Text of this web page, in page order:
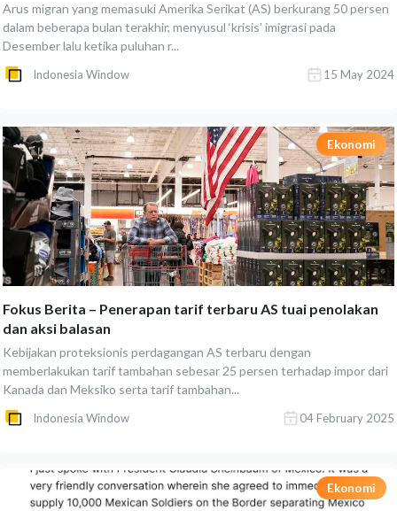
Arus migran yang memasuki Amerika Serikat (AS) berkurang 50 persen
dalam beberapa bulan terakhir, menyusul ‘krisis’ imigrasi pada
Desember lalu ketika puluhan r...
Indonesia Window 15 May 2024
Ekonomi
Fokus Berita – Penerapan tarif terbaru AS tuai penolakan
dan aksi balasan
Kebijakan proteksionis perdagangan AS terbaru dengan
memberlakukan tarif tambahan sebesar 25 persen terhadap impor dari
Kanada dan Meksiko serta tarif tambahan...
Indonesia Window 04 February 2025
Ekonomi